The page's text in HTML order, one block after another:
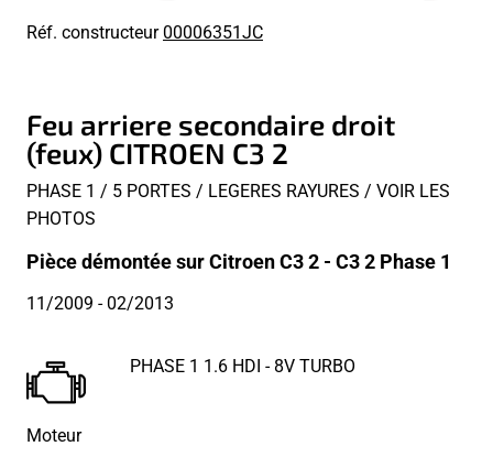
Réf. constructeur00006351JC
Feu arriere secondaire droit
(feux) CITROEN C3 2
PHASE 1 / 5 PORTES / LEGERES RAYURES / VOIR LES
PHOTOS
Pièce démontée sur Citroen C3 2 - C3 2 Phase 1
11/2009 - 02/2013
Moteur
PHASE 1 1.6 HDI - 8V TURBO